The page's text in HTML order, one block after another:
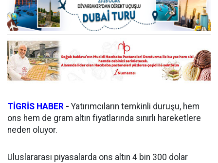
TİGRİS HABER - Yatırımcıların temkinli duruşu, hem
ons hem de gram altın fiyatlarında sınırlı hareketlere
neden oluyor.
Uluslararası piyasalarda ons altın 4 bin 300 dolar